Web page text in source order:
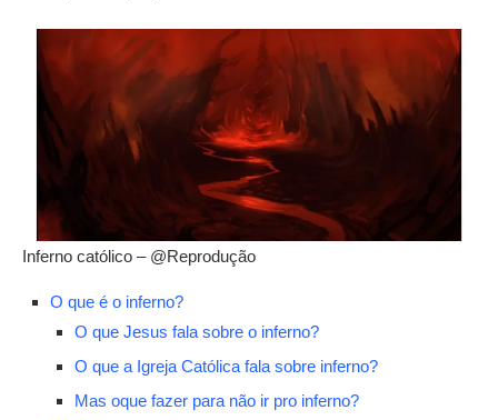
Inferno católico – @Reprodução
O que é o inferno?
O que Jesus fala sobre o inferno?
O que a Igreja Católica fala sobre inferno?
Mas oque fazer para não ir pro inferno?